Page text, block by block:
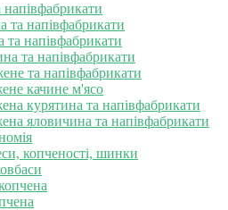
та напівфабрикати
напівфабрикати
та напівфабрикати
та напівфабрикати
качине м'ясо
курятина та напівфабрикати
яловичина та напівфабрикати
копченості, шинки